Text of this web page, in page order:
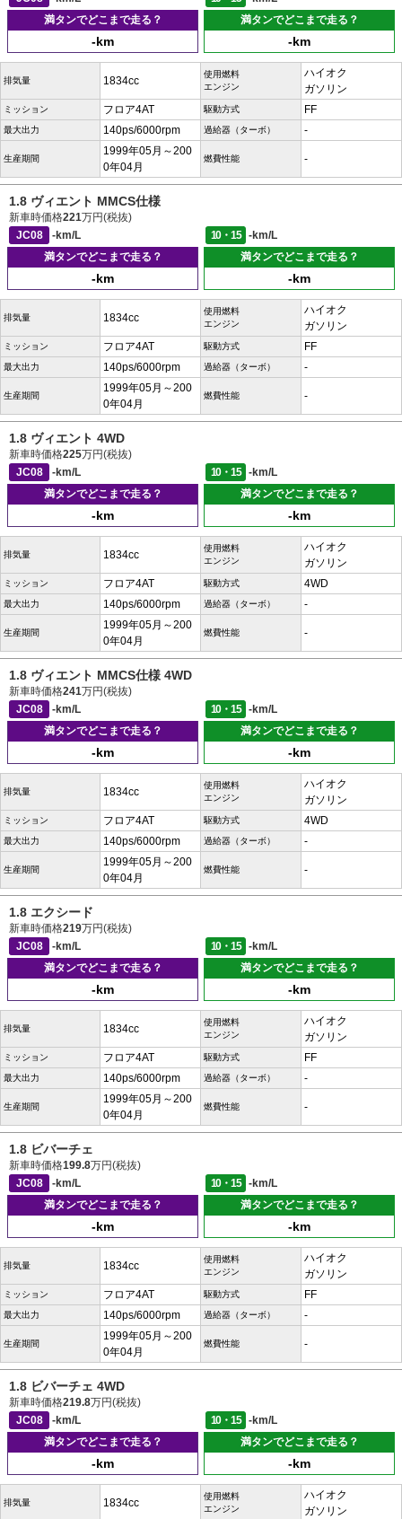
満タンでどこまで走る？
-km
満タンでどこまで走る？
-km
排気量 1834cc
使用燃料
エンジン
ハイオク
ガソリン
ミッション フロア4AT 駆動方式 FF
最大出力 140ps/6000rpm 過給器（ターボ） -
生産期間
1999年05月～200
0年04月
燃費性能 -
1.8 ヴィエント MMCS仕様
新車時価格221万円(税抜)
JC08
-km/L 10・15
-km/L
満タンでどこまで走る？
-km
満タンでどこまで走る？
-km
排気量 1834cc
使用燃料
エンジン
ハイオク
ガソリン
ミッション フロア4AT 駆動方式 FF
最大出力 140ps/6000rpm 過給器（ターボ） -
生産期間
1999年05月～200
0年04月
燃費性能 -
1.8 ヴィエント 4WD
新車時価格225万円(税抜)
JC08
-km/L 10・15
-km/L
満タンでどこまで走る？
-km
満タンでどこまで走る？
-km
排気量 1834cc
使用燃料
エンジン
ハイオク
ガソリン
ミッション フロア4AT 駆動方式 4WD
最大出力 140ps/6000rpm 過給器（ターボ） -
生産期間
1999年05月～200
0年04月
燃費性能 -
1.8 ヴィエント MMCS仕様 4WD
新車時価格241万円(税抜)
JC08
-km/L 10・15
-km/L
満タンでどこまで走る？
-km
満タンでどこまで走る？
-km
排気量 1834cc
使用燃料
エンジン
ハイオク
ガソリン
ミッション フロア4AT 駆動方式 4WD
最大出力 140ps/6000rpm 過給器（ターボ） -
生産期間
1999年05月～200
0年04月
燃費性能 -
1.8 エクシード
新車時価格219万円(税抜)
JC08
-km/L 10・15
-km/L
満タンでどこまで走る？
-km
満タンでどこまで走る？
-km
排気量 1834cc
使用燃料
エンジン
ハイオク
ガソリン
ミッション フロア4AT 駆動方式 FF
最大出力 140ps/6000rpm 過給器（ターボ） -
生産期間
1999年05月～200
0年04月
燃費性能 -
1.8 ビバーチェ
新車時価格199.8万円(税抜)
JC08
-km/L 10・15
-km/L
満タンでどこまで走る？
-km
満タンでどこまで走る？
-km
排気量 1834cc
使用燃料
エンジン
ハイオク
ガソリン
ミッション フロア4AT 駆動方式 FF
最大出力 140ps/6000rpm 過給器（ターボ） -
生産期間
1999年05月～200
0年04月
燃費性能 -
1.8 ビバーチェ 4WD
新車時価格219.8万円(税抜)
JC08
-km/L 10・15
-km/L
満タンでどこまで走る？
-km
満タンでどこまで走る？
-km
排気量 1834cc
使用燃料
エンジン
ハイオク
ガソリン